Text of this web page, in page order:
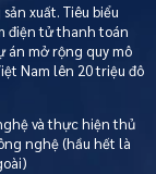
xuất. Tiêu biểu
điện tử thanh toán
án mở rộng quy mô
Nam lên 20 triệu đô
và thực hiện thủ
nghệ (hầu hết là